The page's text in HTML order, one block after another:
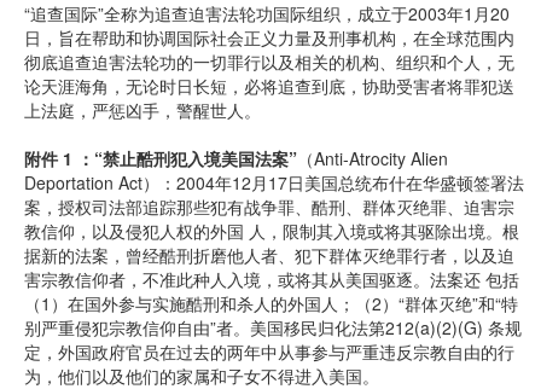
“追查国际”全称为追查迫害法轮功国际组织，成立于2003年1月20
日，旨在帮助和协调国际社会正义力量及刑事机构，在全球范围内
彻底追查迫害法轮功的一切罪行以及相关的机构、组织和个人，无
论天涯海角，无论时日长短，必将追查到底，协助受害者将罪犯送
上法庭，严惩凶手，警醒世人。
附件 1 ：“禁止酷刑犯入境美国法案” （Anti-Atrocity Alien
Deportation Act）：2004年12月17日美国总统布什在华盛顿签署法
案，授权司法部追踪那些犯有战争罪、酷刑、群体灭绝罪、迫害宗
教信仰，以及侵犯人权的外国 人，限制其入境或将其驱除出境。根
据新的法案，曾经酷刑折磨他人者、犯下群体灭绝罪行者，以及迫
害宗教信仰者，不准此种人入境，或将其从美国驱逐。法案还 包括
（1）在国外参与实施酷刑和杀人的外国人；（2）“群体灭绝”和“特
别严重侵犯宗教信仰自由”者。美国移民归化法第212(a)(2)(G) 条规
定，外国政府官员在过去的两年中从事参与严重违反宗教自由的行
为，他们以及他们的家属和子女不得进入美国。